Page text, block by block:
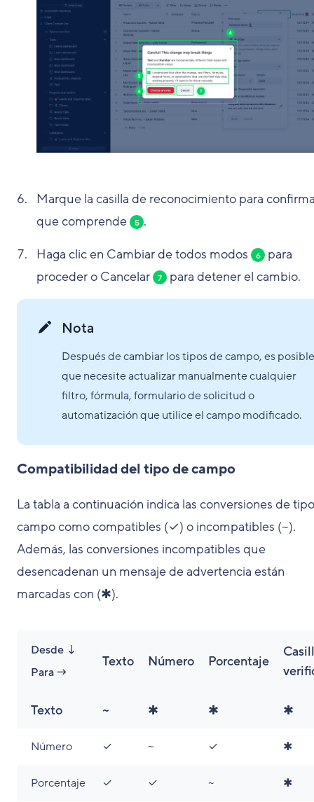
Marque la casilla de reconocimiento para
que comprende
5 .
Haga clic en Cambiar de todos modos
6
para
proceder o Cancelar
7 para detener el cambio.
Nota
Después de cambiar los tipos de campo, es posible
que necesite actualizar manualmente cualquier
filtro, fórmula, formulario de solicitud o
automatización que utilice el campo modificado.
Compatibilidad del tipo de campo
La tabla a continuación indica las conversiones de
campo como compatibles (✓) o incompatibles (~).
Además, las conversiones incompatibles que
desencadenan un mensaje de advertencia están
marcadas con (✱).
Desde ↓
Para →
Texto Número Porcentaje
Texto ~ ✱ ✱ ✱
Número ✓ ~ ✓ ✱
Porcentaje ✓ ✓ ~ ✱